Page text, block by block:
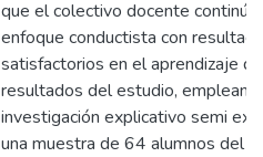
que el colectivo docente
enfoque conductista con
satisfactorios en el aprendizaje
resultados del estudio,
investigación explicativo semi
una muestra de 64 alumnos del